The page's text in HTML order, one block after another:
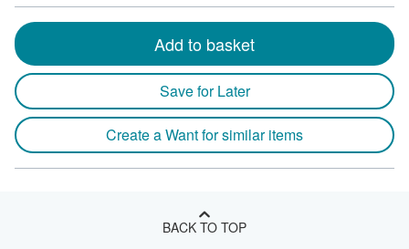
Add to basket
Save for Later
Create a Want for similar items
BACK TO TOP